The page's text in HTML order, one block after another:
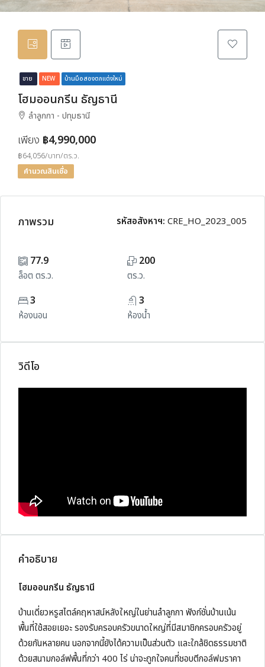
ขาย NEW บ้านมือสองตกแต่งใหม่
โฮมออนกรีน ธัญธานี
ลำลูกกา - ปทุมธานี
เพียง ฿4,990,000
฿64,056/บาท/ตร.ว.
คำนวณสินเชื่อ
ภาพรวม รหัสอสังหาฯ: CRE_HO_2023_005
77.9
ล็อต ตร.ว.
200
ตร.ว.
3
ห้องนอน
3
ห้องน้ำ
วิดีโอ
คำอธิบาย
โฮมออนกรีน ธัญธานี
บ้านเดี่ยวหรูสไตล์คฤหาสน์หลังใหญ่ในย่านลำลูกกา ฟังก์ชั่นบ้านเน้น
พื้นที่ใช้สอยเยอะ รองรับครอบครัวขนาดใหญ่ที่มีสมาชิกครอบครัวอยู่
ด้วยกันหลายคน นอกจากนี้ยังได้ความเป็นส่วนตัว และใกล้ชิดธรรมชาติ
ด้วยสนามกอล์ฟพื้นที่กว่า 400 ไร่ น่าจะถูกใจคนที่ชอบตีกอล์ฟมราคา